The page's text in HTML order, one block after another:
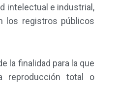
intelectual e industrial,
los registros públicos
la finalidad para la que
reproducción total o